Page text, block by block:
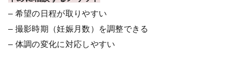
– 希望の日程が取りやすい
– 撮影時期（妊娠月数）を調整できる
– 体調の変化に対応しやすい